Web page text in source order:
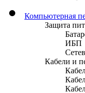
Компьютерная
Защита
ИБП
Кабели и